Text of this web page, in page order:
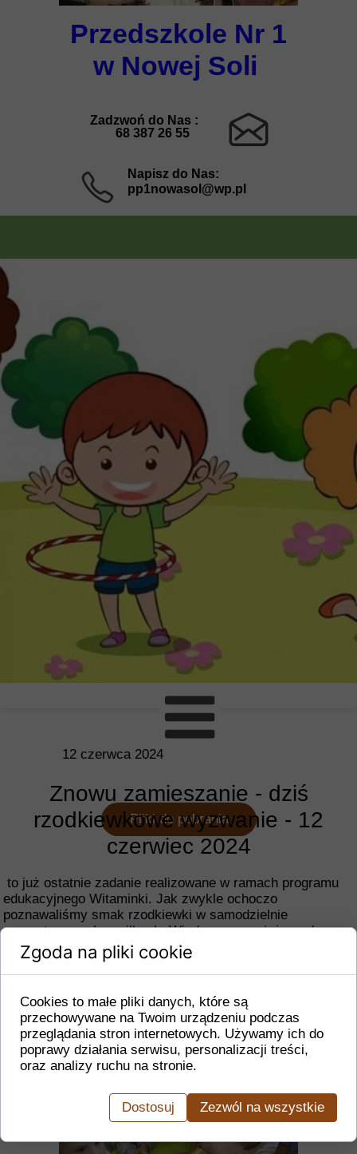
12 czerwca 2024
Znowu zamieszanie - dziś
rzodkiewkowe wyzwanie - 12
czerwiec 2024
to już ostatnie zadanie realizowane w ramach programu
edukacyjnego Witaminki. Jak zwykle ochoczo
poznawaliśmy smak rzodkiewki w samodzielnie
przygotowanych posiłkach. Wiedzy nam wciąż przybywa -
wiemy że zdrowe są wszystkie warzywa.
Pliki do pobrania
Napisz do Nas:
pp1nowasol@wp.pl
Zadzwoń do Nas :
68 387 26 55
Przedszkole Nr 1
w Nowej Soli
Zgoda na pliki cookie
Cookies to małe pliki danych, które są
przechowywane na Twoim urządzeniu podczas
przeglądania stron internetowych. Używamy ich do
poprawy działania serwisu, personalizacji treści,
oraz analizy ruchu na stronie.
Dostosuj Zezwól na wszystkie